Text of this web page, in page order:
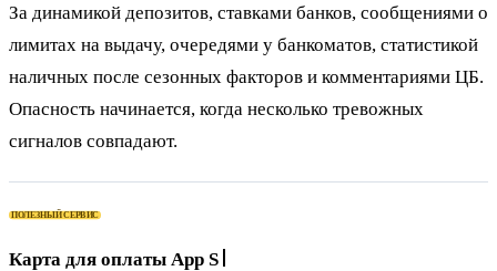
За динамикой депозитов, ставками банков, сообщениями о
лимитах на выдачу, очередями у банкоматов, статистикой
наличных после сезонных факторов и комментариями ЦБ.
Опасность начинается, когда несколько тревожных
сигналов совпадают.
ПОЛЕЗНЫЙ СЕРВИС
Карта для оплаты App Store, подписок и зар